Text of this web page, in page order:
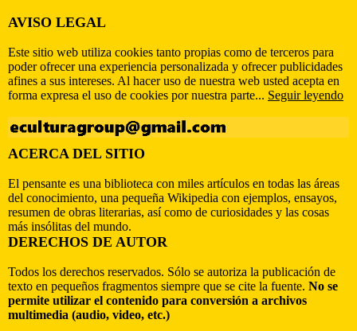
AVISO LEGAL
Este sitio web utiliza cookies tanto propias como de terceros para
poder ofrecer una experiencia personalizada y ofrecer publicidades
afines a sus intereses. Al hacer uso de nuestra web usted acepta en
forma expresa el uso de cookies por nuestra parte... Seguir leyendo
ACERCA DEL SITIO
El pensante es una biblioteca con miles artículos en todas las áreas
del conocimiento, una pequeña Wikipedia con ejemplos, ensayos,
resumen de obras literarias, así como de curiosidades y las cosas
más insólitas del mundo.
DERECHOS DE AUTOR
Todos los derechos reservados. Sólo se autoriza la publicación de
texto en pequeños fragmentos siempre que se cite la fuente. No se
permite utilizar el contenido para conversión a archivos
multimedia (audio, video, etc.)